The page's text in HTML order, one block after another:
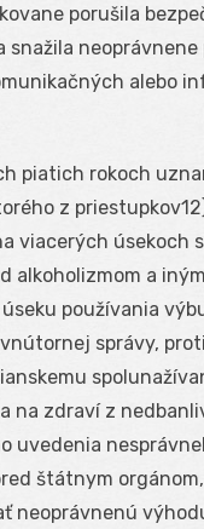
porušila
snažila
alebo
piatich rokoch
z priestupkov12
viacerých úsekoch
alkoholizmom a
používania
správy,
na zdraví z
uvedenia
štátnym
neoprávnenú